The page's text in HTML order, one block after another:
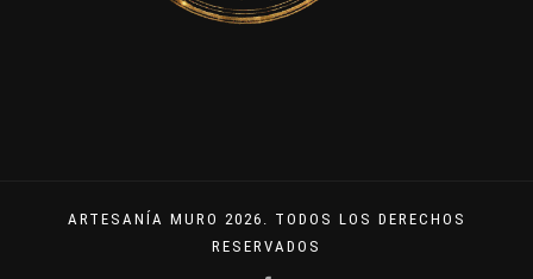
ARTESANÍA MURO 2026. TODOS LOS DERECHOS
RESERVADOS